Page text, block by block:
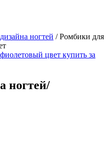
ногтей /Ромбики для
ногтей/